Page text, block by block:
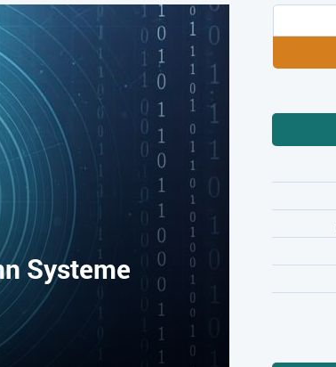
TRENDKOMPASS 2025 TRENDKOMPASS 2026
Systeme